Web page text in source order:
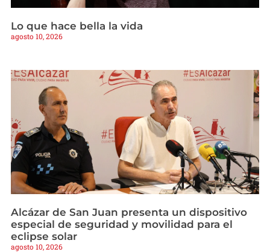
Lo que hace bella la vida
agosto 10, 2026
Alcázar de San Juan presenta un dispositivo
especial de seguridad y movilidad para el
eclipse solar
agosto 10, 2026